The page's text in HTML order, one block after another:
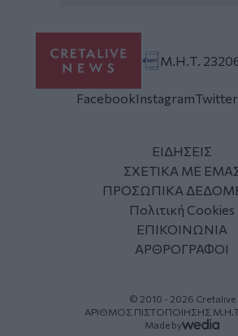
Μ.Η.Τ.
FacebookInstagramTwitter
ΕΙΔΗΣΕΙΣ
ΣΧΕΤΙΚΑ ΜΕ
ΠΡΟΣΩΠΙΚΑ
Πολιτική Cookies
ΕΠΙΚΟΙΝΩΝΙΑ
ΑΡΘΡΟΓΡΑΦΟΙ
© 2010 - 2026 Cretalive
ΑΡΙΘΜΟΣ ΠΙΣΤΟΠΟΙΗΣΗΣ
Made by